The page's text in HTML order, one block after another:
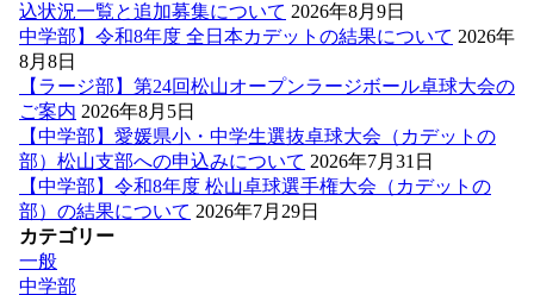
込状況一覧と追加募集について 2026年8月9日
中学部】令和8年度 全日本カデットの結果について 2026年
8月8日
【ラージ部】第24回松山オープンラージボール卓球大会の
ご案内 2026年8月5日
【中学部】愛媛県小・中学生選抜卓球大会（カデットの
部）松山支部への申込みについて 2026年7月31日
【中学部】令和8年度 松山卓球選手権大会（カデットの
部）の結果について 2026年7月29日
カテゴリー
一般
中学部